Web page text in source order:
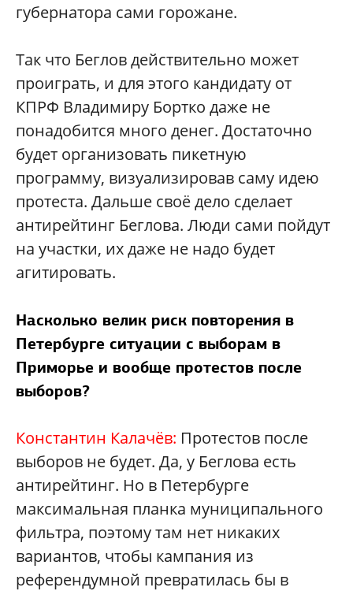
губернатора сами горожане.
Так что Беглов действительно может
проиграть, и для этого кандидату от
КПРФ Владимиру Бортко даже не
понадобится много денег. Достаточно
будет организовать пикетную
программу, визуализировав саму идею
протеста. Дальше своё дело сделает
антирейтинг Беглова. Люди сами пойдут
на участки, их даже не надо будет
агитировать.
Насколько велик риск повторения в
Петербурге ситуации с выборам в
Приморье и вообще протестов после
выборов?
Константин Калачёв: Протестов после
выборов не будет. Да, у Беглова есть
антирейтинг. Но в Петербурге
максимальная планка муниципального
фильтра, поэтому там нет никаких
вариантов, чтобы кампания из
референдумной превратилась бы в